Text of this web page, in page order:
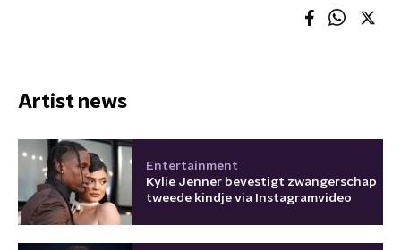
Artist news
Entertainment
Kylie Jenner bevestigt zwangerschap
tweede kindje via Instagramvideo